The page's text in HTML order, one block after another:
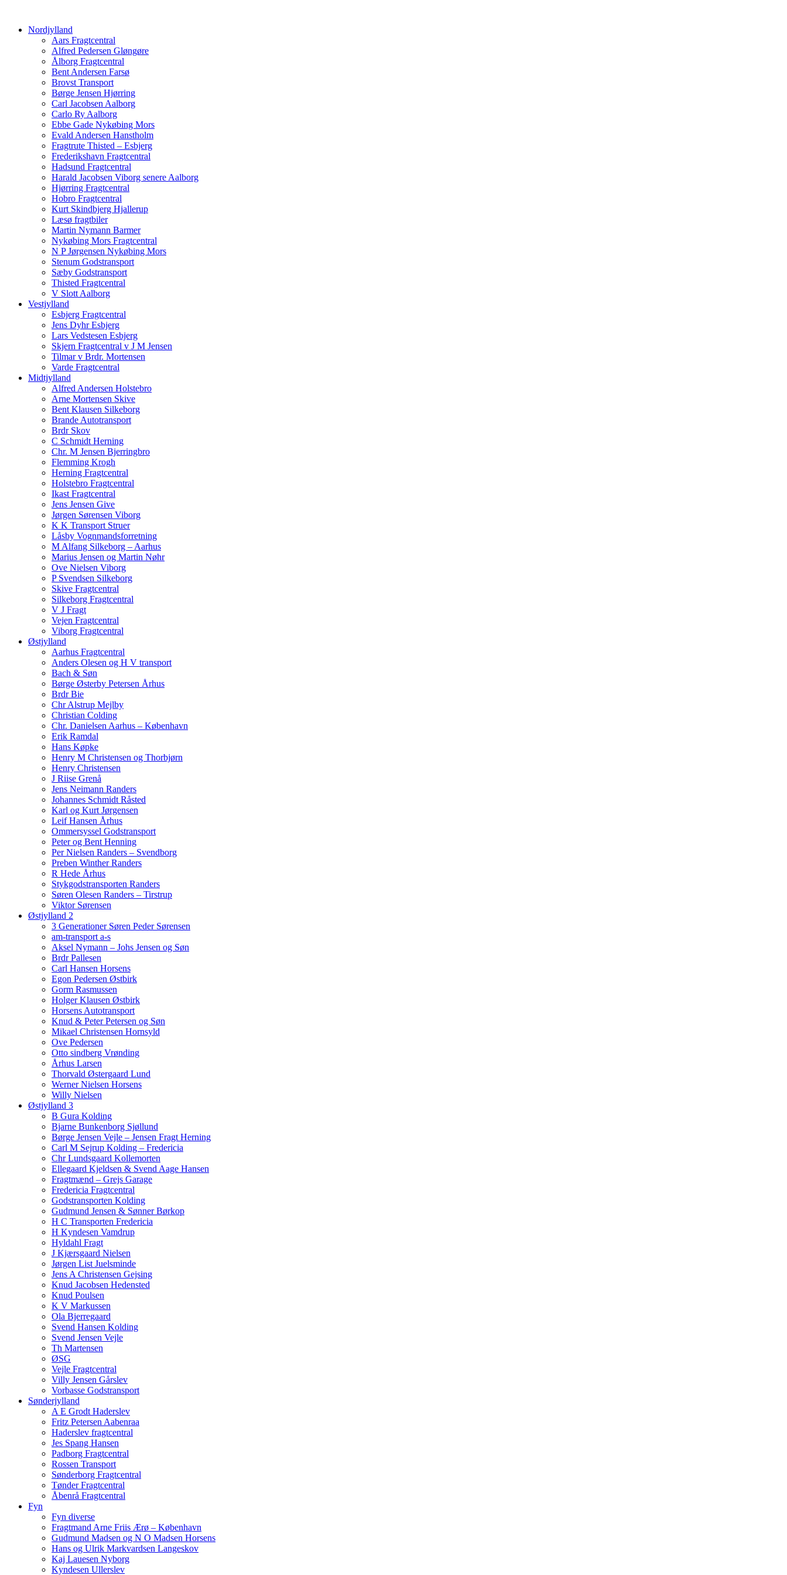
Nordjylland
Aars Fragtcentral
Alfred Pedersen Gløngøre
Ålborg Fragtcentral
Bent Andersen Farsø
Brovst Transport
Børge Jensen Hjørring
Carl Jacobsen Aalborg
Carlo Ry Aalborg
Ebbe Gade Nykøbing Mors
Evald Andersen Hanstholm
Fragtrute Thisted – Esbjerg
Frederikshavn Fragtcentral
Hadsund Fragtcentral
Harald Jacobsen Viborg senere Aalborg
Hjørring Fragtcentral
Hobro Fragtcentral
Kurt Skindbjerg Hjallerup
Læsø fragtbiler
Martin Nymann Barmer
Nykøbing Mors Fragtcentral
N P Jørgensen Nykøbing Mors
Stenum Godstransport
Sæby Godstransport
Thisted Fragtcentral
V Slott Aalborg
Vestjylland
Esbjerg Fragtcentral
Jens Dyhr Esbjerg
Lars Vedstesen Esbjerg
Skjern Fragtcentral v J M Jensen
Tilmar v Brdr. Mortensen
Varde Fragtcentral
Midtjylland
Alfred Andersen Holstebro
Arne Mortensen Skive
Bent Klausen Silkeborg
Brande Autotransport
Brdr Skov
C Schmidt Herning
Chr. M Jensen Bjerringbro
Flemming Krogh
Herning Fragtcentral
Holstebro Fragtcentral
Ikast Fragtcentral
Jens Jensen Give
Jørgen Sørensen Viborg
K K Transport Struer
Låsby Vognmandsforretning
M Alfang Silkeborg – Aarhus
Marius Jensen og Martin Nøhr
Ove Nielsen Viborg
P Svendsen Silkeborg
Skive Fragtcentral
Silkeborg Fragtcentral
V J Fragt
Vejen Fragtcentral
Viborg Fragtcentral
Østjylland
Aarhus Fragtcentral
Anders Olesen og H V transport
Bach & Søn
Børge Østerby Petersen Århus
Brdr Bie
Chr Alstrup Mejlby
Christian Colding
Chr. Danielsen Aarhus – København
Erik Ramdal
Hans Køpke
Henry M Christensen og Thorbjørn
Henry Christensen
J Riise Grenå
Jens Neimann Randers
Johannes Schmidt Råsted
Karl og Kurt Jørgensen
Leif Hansen Århus
Ommersyssel Godstransport
Peter og Bent Henning
Per Nielsen Randers – Svendborg
Preben Winther Randers
R Hede Århus
Stykgodstransporten Randers
Søren Olesen Randers – Tirstrup
Viktor Sørensen
Østjylland 2
3 Generationer Søren Peder Sørensen
am-transport a-s
Aksel Nymann – Johs Jensen og Søn
Brdr Pallesen
Carl Hansen Horsens
Egon Pedersen Østbirk
Gorm Rasmussen
Holger Klausen Østbirk
Horsens Autotransport
Knud & Peter Petersen og Søn
Mikael Christensen Hornsyld
Ove Pedersen
Otto sindberg Vrønding
Århus Larsen
Thorvald Østergaard Lund
Werner Nielsen Horsens
Willy Nielsen
Østjylland 3
B Gura Kolding
Bjarne Bunkenborg Sjøllund
Børge Jensen Vejle – Jensen Fragt Herning
Carl M Sejrup Kolding – Fredericia
Chr Lundsgaard Kollemorten
Ellegaard Kjeldsen & Svend Aage Hansen
Fragtmænd – Grejs Garage
Fredericia Fragtcentral
Godstransporten Kolding
Gudmund Jensen & Sønner Børkop
H C Transporten Fredericia
H Kyndesen Vamdrup
Hyldahl Fragt
J Kjærsgaard Nielsen
Jørgen List Juelsminde
Jens A Christensen Gejsing
Knud Jacobsen Hedensted
Knud Poulsen
K V Markussen
Ola Bjerregaard
Svend Hansen Kolding
Svend Jensen Vejle
Th Martensen
ØSG
Vejle Fragtcentral
Villy Jensen Gårslev
Vorbasse Godstransport
Sønderjylland
A E Grodt Haderslev
Fritz Petersen Aabenraa
Haderslev fragtcentral
Jes Spang Hansen
Padborg Fragtcentral
Rossen Transport
Sønderborg Fragtcentral
Tønder Fragtcentral
Åbenrå Fragtcentral
Fyn
Fyn diverse
Fragtmand Arne Friis Ærø – København
Gudmund Madsen og N O Madsen Horsens
Hans og Ulrik Markvardsen Langeskov
Kaj Lauesen Nyborg
Kyndesen Ullerslev